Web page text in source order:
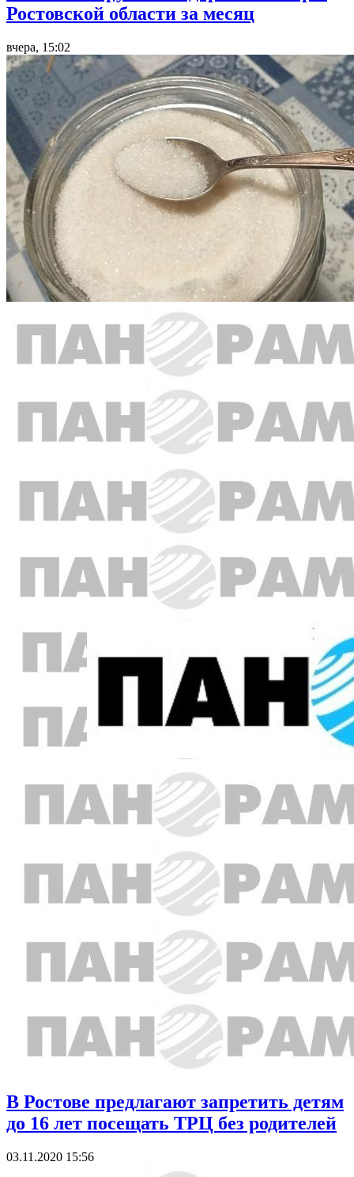
Ростовской области за месяц
вчера, 15:02
В Ростове предлагают запретить детям
до 16 лет посещать ТРЦ без родителей
03.11.2020 15:56